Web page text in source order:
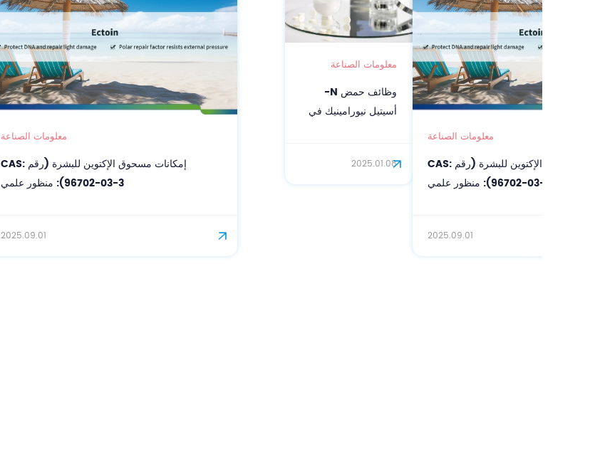
معلومات الصناعة
إمكانات مسحوق الإكتوين للبشرة (رقم CAS:
96702-03-3): منظور علمي
2025.09.01
معلومات الصناعة
وظائف حمض N-
أسيتيل نيورامينيك في
2025.01.08
معلومات الصناعة
إمكانات مسحوق الإكتوين للبشرة (رقم CAS:
96702-03-3): منظور علمي
2025.09.01